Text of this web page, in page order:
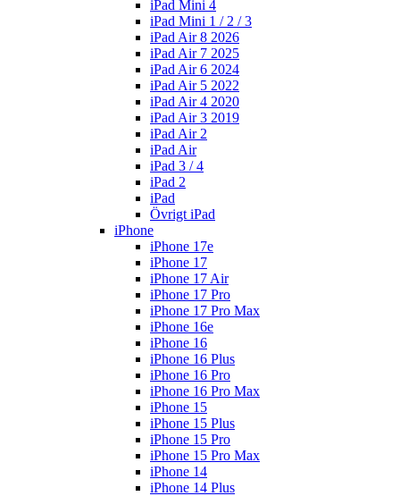
iPad Mini 4
iPad Mini 1 / 2 / 3
iPad Air 8 2026
iPad Air 7 2025
iPad Air 6 2024
iPad Air 5 2022
iPad Air 4 2020
iPad Air 3 2019
iPad Air 2
iPad Air
iPad 3 / 4
iPad 2
iPad
Övrigt iPad
iPhone
iPhone 17e
iPhone 17
iPhone 17 Air
iPhone 17 Pro
iPhone 17 Pro Max
iPhone 16e
iPhone 16
iPhone 16 Plus
iPhone 16 Pro
iPhone 16 Pro Max
iPhone 15
iPhone 15 Plus
iPhone 15 Pro
iPhone 15 Pro Max
iPhone 14
iPhone 14 Plus